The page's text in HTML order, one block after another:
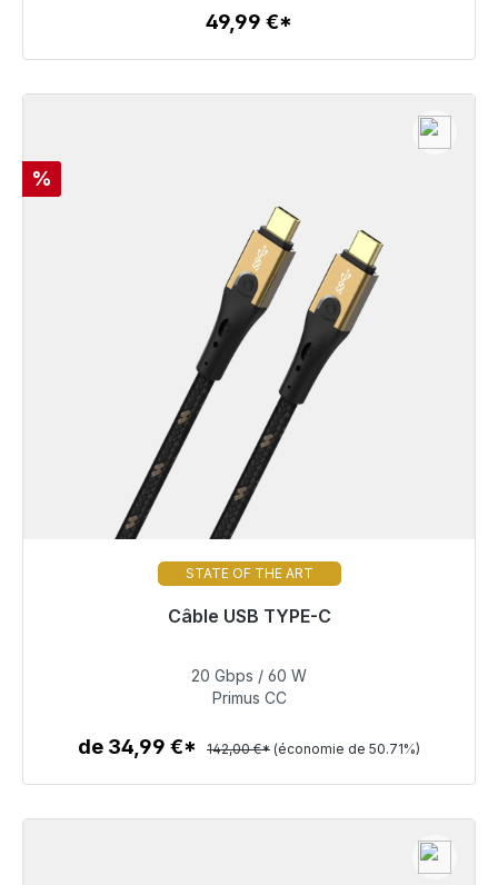
Détails
49,99 €*
Réduction
%
STATE OF THE ART
Câble USB TYPE-C
Prêt à être expédié, délai de livraison 48h*
69,99 €
Détails
20 Gbps / 60 W
Primus CC
de 34,99 €* 142,00 €* (économie de 50.71%)